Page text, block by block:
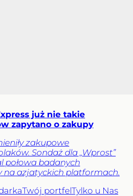
już nie takie
zapytano o zakupy
zakupowe
Sondaż dla „Wprost”
połowa badanych
na azjatyckich platformach.
Twój portfelTylko u Nas